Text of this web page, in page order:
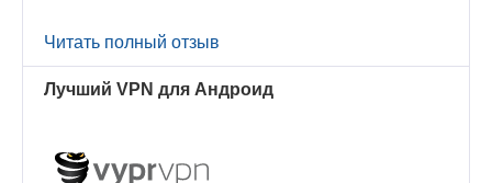
Читать полный отзыв
Лучший VPN для Андроид